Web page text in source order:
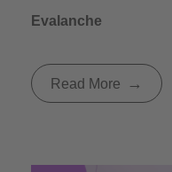
Evalanche
Read More